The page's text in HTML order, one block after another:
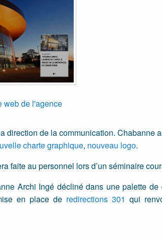
web de l'agence
direction de la communication. Chabanne
charte graphique, nouveau logo.
faite au personnel lors d’un séminaire
Archi Ingé décliné dans une palette de
en place de redirections 301 qui